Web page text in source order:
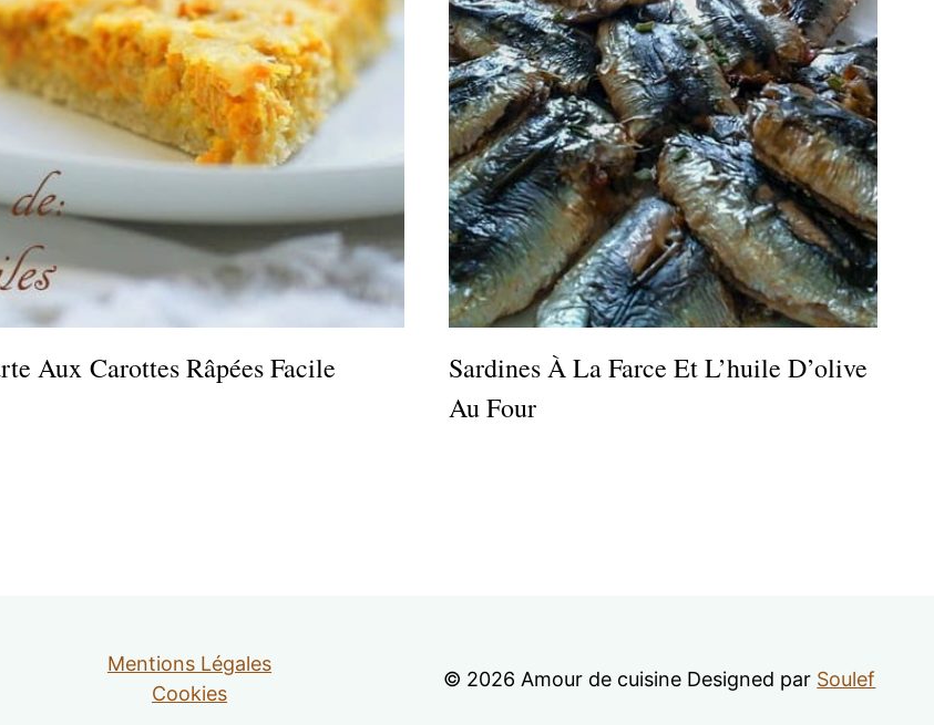
Aux Carottes Râpées Facile
Sardines À La Farce Et L’huile D’olive
Au Four
Mentions Légales
Cookies
© 2026 Amour de cuisine Designed par Soulef